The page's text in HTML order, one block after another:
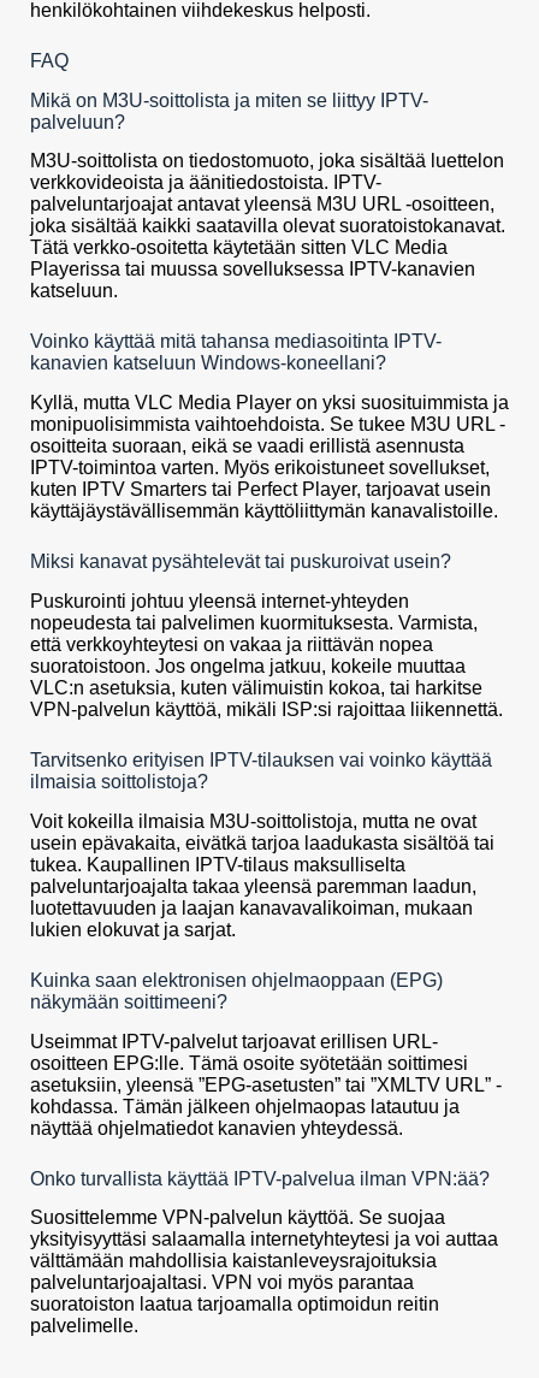
henkilökohtainen viihdekeskus helposti.
FAQ
Mikä on M3U-soittolista ja miten se liittyy IPTV-
palveluun?
M3U-soittolista on tiedostomuoto, joka sisältää luettelon
verkkovideoista ja äänitiedostoista. IPTV-
palveluntarjoajat antavat yleensä M3U URL -osoitteen,
joka sisältää kaikki saatavilla olevat suoratoistokanavat.
Tätä verkko-osoitetta käytetään sitten VLC Media
Playerissa tai muussa sovelluksessa IPTV-kanavien
katseluun.
Voinko käyttää mitä tahansa mediasoitinta IPTV-
kanavien katseluun Windows-koneellani?
Kyllä, mutta VLC Media Player on yksi suosituimmista ja
monipuolisimmista vaihtoehdoista. Se tukee M3U URL -
osoitteita suoraan, eikä se vaadi erillistä asennusta
IPTV-toimintoa varten. Myös erikoistuneet sovellukset,
kuten IPTV Smarters tai Perfect Player, tarjoavat usein
käyttäjäystävällisemmän käyttöliittymän kanavalistoille.
Miksi kanavat pysähtelevät tai puskuroivat usein?
Puskurointi johtuu yleensä internet-yhteyden
nopeudesta tai palvelimen kuormituksesta. Varmista,
että verkkoyhteytesi on vakaa ja riittävän nopea
suoratoistoon. Jos ongelma jatkuu, kokeile muuttaa
VLC:n asetuksia, kuten välimuistin kokoa, tai harkitse
VPN-palvelun käyttöä, mikäli ISP:si rajoittaa liikennettä.
Tarvitsenko erityisen IPTV-tilauksen vai voinko käyttää
ilmaisia soittolistoja?
Voit kokeilla ilmaisia M3U-soittolistoja, mutta ne ovat
usein epävakaita, eivätkä tarjoa laadukasta sisältöä tai
tukea. Kaupallinen IPTV-tilaus maksulliselta
palveluntarjoajalta takaa yleensä paremman laadun,
luotettavuuden ja laajan kanavavalikoiman, mukaan
lukien elokuvat ja sarjat.
Kuinka saan elektronisen ohjelmaoppaan (EPG)
näkymään soittimeeni?
Useimmat IPTV-palvelut tarjoavat erillisen URL-
osoitteen EPG:lle. Tämä osoite syötetään soittimesi
asetuksiin, yleensä ”EPG-asetusten” tai ”XMLTV URL” -
kohdassa. Tämän jälkeen ohjelmaopas latautuu ja
näyttää ohjelmatiedot kanavien yhteydessä.
Onko turvallista käyttää IPTV-palvelua ilman VPN:ää?
Suosittelemme VPN-palvelun käyttöä. Se suojaa
yksityisyyttäsi salaamalla internetyhteytesi ja voi auttaa
välttämään mahdollisia kaistanleveysrajoituksia
palveluntarjoajaltasi. VPN voi myös parantaa
suoratoiston laatua tarjoamalla optimoidun reitin
palvelimelle.